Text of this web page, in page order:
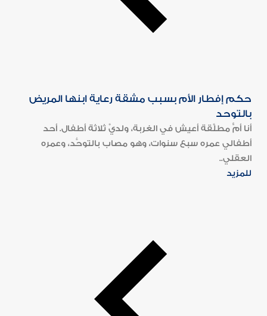
حكم إفطار الأم بسبب مشقة رعاية ابنها المريض
بالتوحد
أنا أمٌّ مطلَّقة أعيش في الغربة، ولديَّ ثلاثة أطفال. أحد
أطفالي عمره سبع سنوات، وهو مصاب بالتوحُّد، وعمره
العقلي..
للمزيد